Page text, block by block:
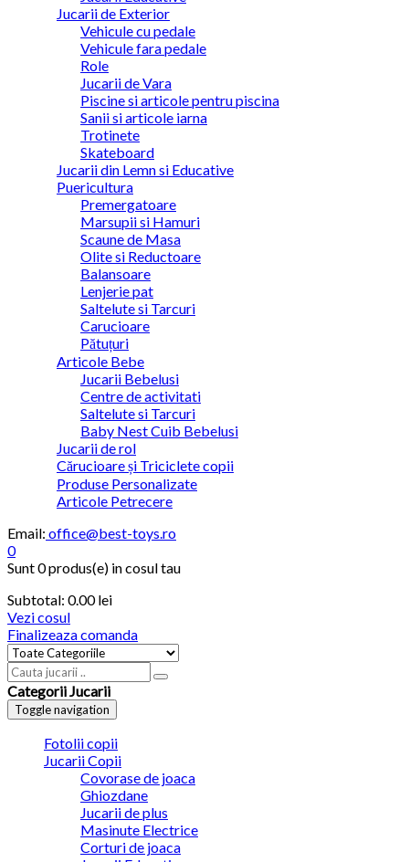
Jucarii de Exterior
Vehicule cu pedale
Vehicule fara pedale
Role
Jucarii de Vara
Piscine si articole pentru piscina
Sanii si articole iarna
Trotinete
Skateboard
Jucarii din Lemn si Educative
Puericultura
Premergatoare
Marsupii si Hamuri
Scaune de Masa
Olite si Reductoare
Balansoare
Lenjerie pat
Saltelute si Tarcuri
Carucioare
Pătuțuri
Articole Bebe
Jucarii Bebelusi
Centre de activitati
Saltelute si Tarcuri
Baby Nest Cuib Bebelusi
Jucarii de rol
Cărucioare și Triciclete copii
Produse Personalizate
Articole Petrecere
Email: office@best-toys.ro
0
Sunt0 produs(e) in cosul tau
Subtotal: 0.00lei
Vezi cosul
Finalizeaza comanda
Categorii Jucarii
Toggle navigation
Fotolii copii
Jucarii Copii
Covorase de joaca
Ghiozdane
Jucarii de plus
Masinute Electrice
Corturi de joaca